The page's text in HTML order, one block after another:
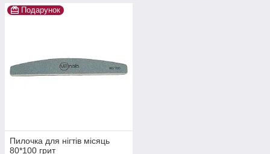
Подарунок
Пилочка для нігтів місяць
80*100 грит